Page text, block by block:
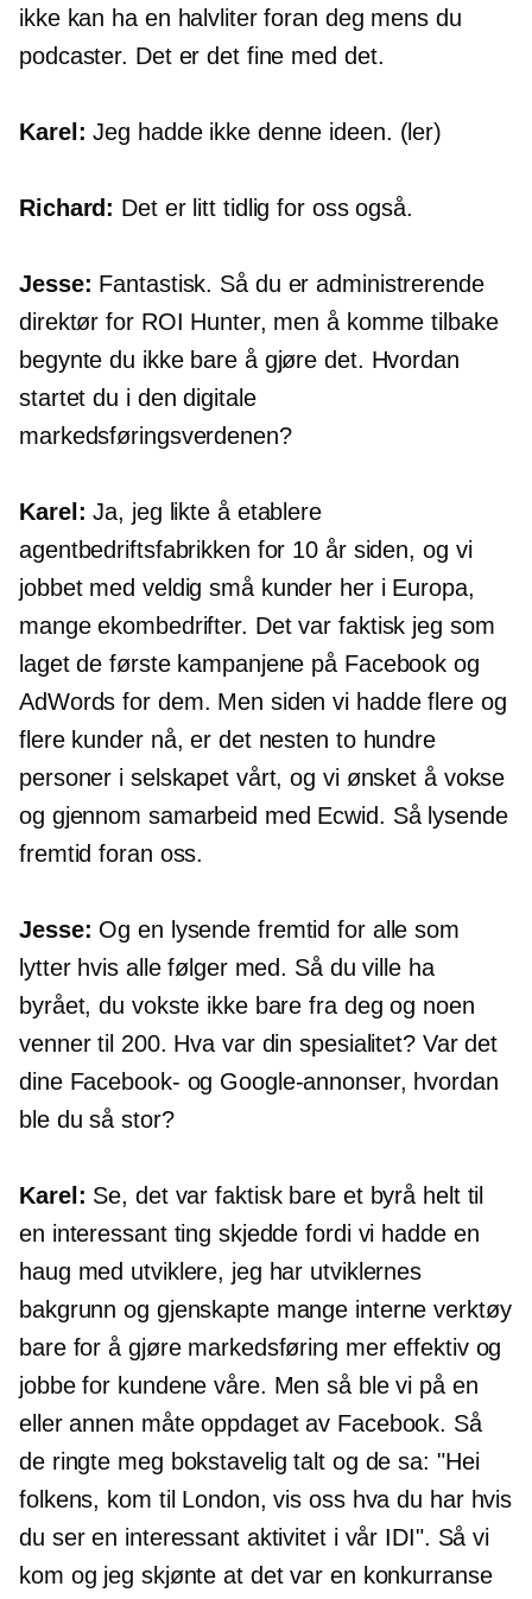
ikke kan ha en halvliter foran deg mens du
podcaster. Det er det fine med det.
Karel: Jeg hadde ikke denne ideen. (ler)
Richard: Det er litt tidlig for oss også.
Jesse: Fantastisk. Så du er administrerende
direktør for ROI Hunter, men å komme tilbake
begynte du ikke bare å gjøre det. Hvordan
startet du i den digitale
markedsføringsverdenen?
Karel: Ja, jeg likte å etablere
agentbedriftsfabrikken for 10 år siden, og vi
jobbet med veldig små kunder her i Europa,
mange ekombedrifter. Det var faktisk jeg som
laget de første kampanjene på Facebook og
AdWords for dem. Men siden vi hadde flere og
flere kunder nå, er det nesten to hundre
personer i selskapet vårt, og vi ønsket å vokse
og gjennom samarbeid med Ecwid. Så lysende
fremtid foran oss.
Jesse: Og en lysende fremtid for alle som
lytter hvis alle følger med. Så du ville ha
byrået, du vokste ikke bare fra deg og noen
venner til 200. Hva var din spesialitet? Var det
dine Facebook- og Google-annonser, hvordan
ble du så stor?
Karel: Se, det var faktisk bare et byrå helt til
en interessant ting skjedde fordi vi hadde en
haug med utviklere, jeg har utviklernes
bakgrunn og gjenskapte mange interne verktøy
bare for å gjøre markedsføring mer effektiv og
jobbe for kundene våre. Men så ble vi på en
eller annen måte oppdaget av Facebook. Så
de ringte meg bokstavelig talt og de sa: "Hei
folkens, kom til London, vis oss hva du har hvis
du ser en interessant aktivitet i vår IDI". Så vi
kom og jeg skjønte at det var en konkurranse